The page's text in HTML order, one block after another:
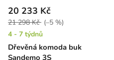
Dřevěná komoda buk
Sandemo 3S
20 233 Kč
21 298 Kč (–5 %)
4 - 7 týdnů